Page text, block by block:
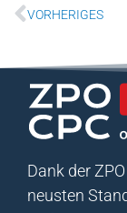
VORHERIGES
Dank der
neusten